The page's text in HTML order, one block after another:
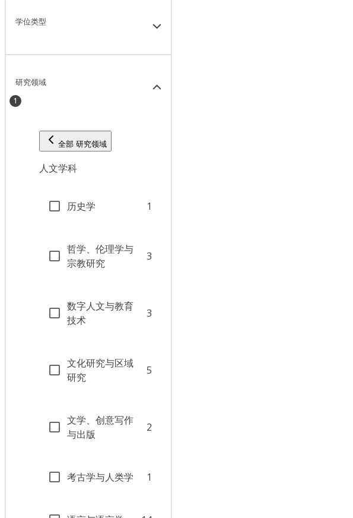
学位类型
研究领域
1
全部 研究领域
人文学科
历史学 1
哲学、伦理学与
宗教研究
3
数字人文与教育
技术
3
文化研究与区域
研究
5
文学、创意写作
与出版
2
考古学与人类学 1